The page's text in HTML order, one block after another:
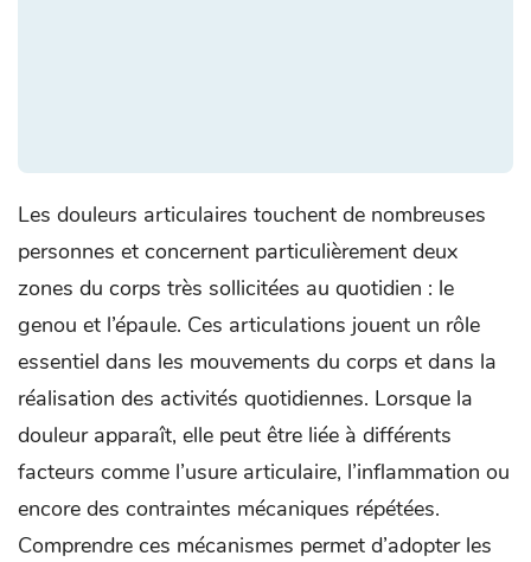
Les douleurs articulaires touchent de nombreuses
personnes et concernent particulièrement deux
zones du corps très sollicitées au quotidien : le
genou et l’épaule. Ces articulations jouent un rôle
essentiel dans les mouvements du corps et dans la
réalisation des activités quotidiennes. Lorsque la
douleur apparaît, elle peut être liée à différents
facteurs comme l’usure articulaire, l’inflammation ou
encore des contraintes mécaniques répétées.
Comprendre ces mécanismes permet d’adopter les